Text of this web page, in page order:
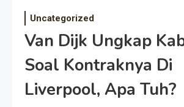
Uncategorized
Van Dijk Ungkap
Soal Kontraknya Di
Liverpool, Apa Tuh?